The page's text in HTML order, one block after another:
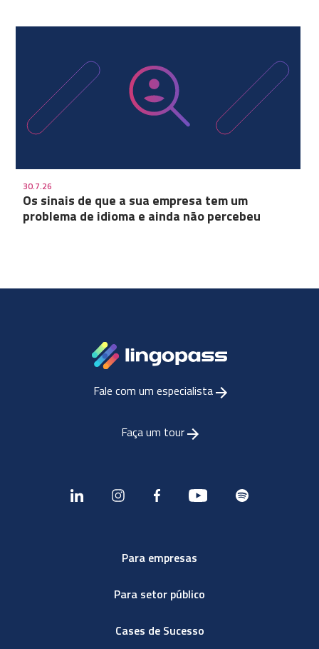
30.7.26
Os sinais de que a sua empresa tem um
problema de idioma e ainda não percebeu
Fale com um especialista
Faça um tour
Para empresas
Para setor público
Cases de Sucesso